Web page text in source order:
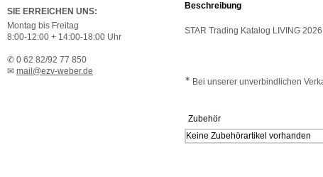
SIE ERREICHEN UNS:
Montag bis Freitag
8:00-12:00 + 14:00-18:00 Uhr
✆ 0 62 82/92 77 850
✉ mail@ezv-weber.de
Beschreibung
STAR Trading Katalog LIVING 2026
∗ Bei unserer unverbindlichen
Zubehör
Keine Zubehörartikel vorhanden